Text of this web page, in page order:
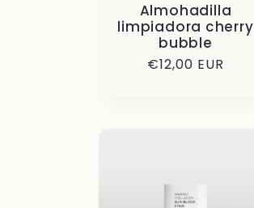
Almohadilla
limpiadora cherry
bubble
Precio
€12,00 EUR